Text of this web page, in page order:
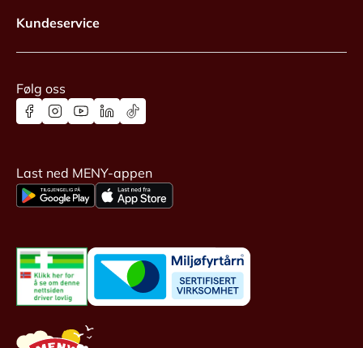
Kundeservice
Følg oss
Last ned MENY-appen